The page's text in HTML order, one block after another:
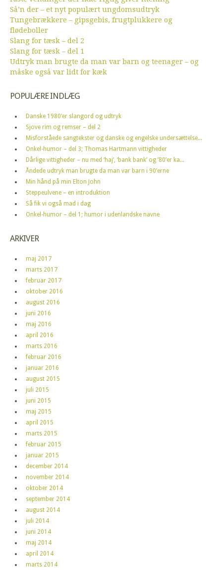
Så’n der – et nyt populært ungdomsudtryk
Tungebrækkere – gipsgebis, frugtplukkere og
flødeboller
Slang for tæsk – del 2
Slang for tæsk – del 1
Udtryk man brugte da man var barn og teenager – og
måske også var lidt for kæk
POPULÆRE INDLÆG
Danske 1980’er slangord og udtryk
Sjove rim og remser – del 2
Misforståede sangtekster og danske og engelske undersættelse...
Onkel-humor – del 3; Thomas Hartmann vittigheder
Dårlige vittigheder – nu med ‘haj’, ‘bank bank’ og ’80’er ka...
Åndede udtryk man brugte da man var barn i 90’erne
Min hånd på min Elton John
Steppeulvene – en introduktion
Så fik vi også mad i dag
Onkel-humor – del 1; humor i udenlandske navne
ARKIVER
maj 2017
marts 2017
februar 2017
oktober 2016
august 2016
juni 2016
maj 2016
april 2016
marts 2016
februar 2016
januar 2016
august 2015
juli 2015
juni 2015
maj 2015
april 2015
marts 2015
februar 2015
januar 2015
december 2014
november 2014
oktober 2014
september 2014
august 2014
juli 2014
juni 2014
maj 2014
april 2014
marts 2014